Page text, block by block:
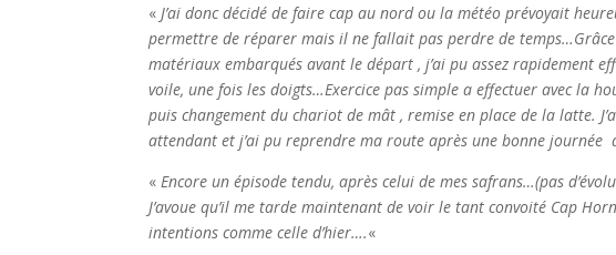
« J’ai donc décidé de faire cap au nord ou la météo prévoyait
permettre de réparer mais il ne fallait pas perdre de
matériaux embarqués avant le départ , j’ai pu assez rapidement
voile, une fois les doigts…Exercice pas simple a effectuer avec la
puis changement du chariot de mât , remise en place de la latte.
attendant et j’ai pu reprendre ma route après une bonne journée
« Encore un épisode tendu, après celui de mes safrans…(pas
J’avoue qu’il me tarde maintenant de voir le tant convoité Cap
intentions comme celle d’hier….«